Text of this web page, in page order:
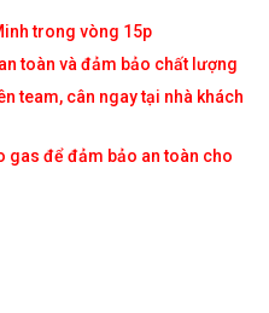
trong vòng 15p
toàn và đảm bảo chất lượng
team, cân ngay tại nhà khách
gas để đảm bảo an toàn cho